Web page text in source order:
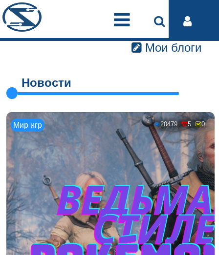
Мои блоги
Новости
Мир игр 20479 5 0